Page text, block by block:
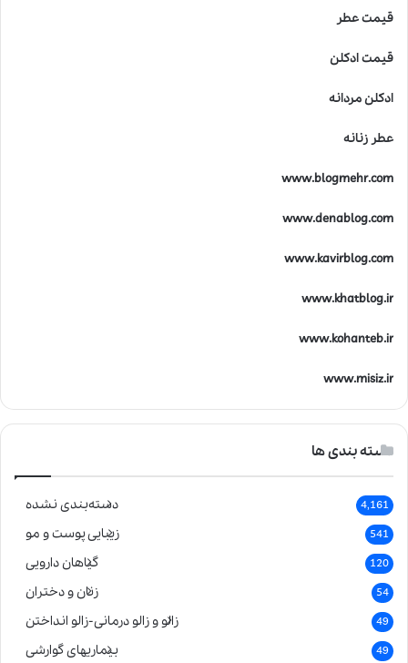
قیمت عطر
قیمت ادکلن
ادکلن مردانه
عطر زنانه
www.blogmehr.com
www.denablog.com
www.kavirblog.com
www.khatblog.ir
www.kohanteb.ir
www.misiz.ir
دسته بندی ها
دسته‌بندی نشده 4,161
زیبایی پوست و مو 541
گیاهان دارویی 120
زنان و دختران 54
زالو و زالو درمانی-زالو انداختن 49
بیماریهای گوارشی 49